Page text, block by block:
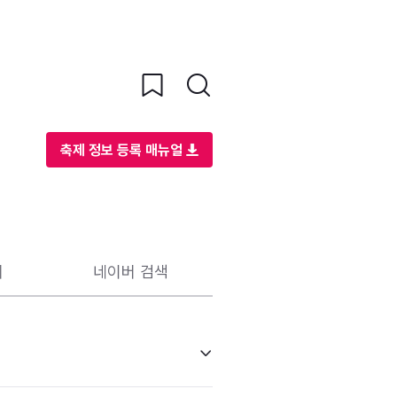
축제 정보 등록 매뉴얼
네이버 검색